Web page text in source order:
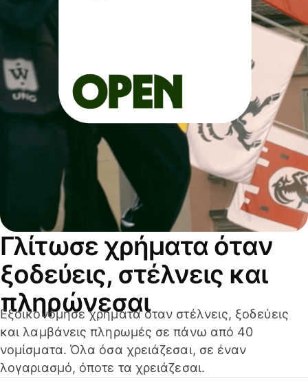
Γλίτωσε χρήματα όταν
ξοδεύεις, στέλνεις και
πληρώνεσαι
Εξοικονόμησε χρήματα όταν στέλνεις, ξοδεύεις
και λαμβάνεις πληρωμές σε πάνω από 40
νομίσματα. Όλα όσα χρειάζεσαι, σε έναν
λογαριασμό, όποτε τα χρειάζεσαι.